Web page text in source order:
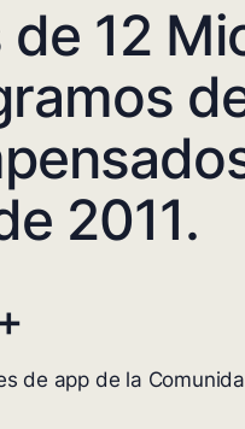
de 12
2011.
de app de la